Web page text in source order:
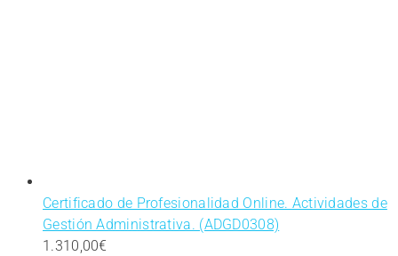
Certificado de Profesionalidad Online. Actividades de
Gestión Administrativa. (ADGD0308)
1.310,00€